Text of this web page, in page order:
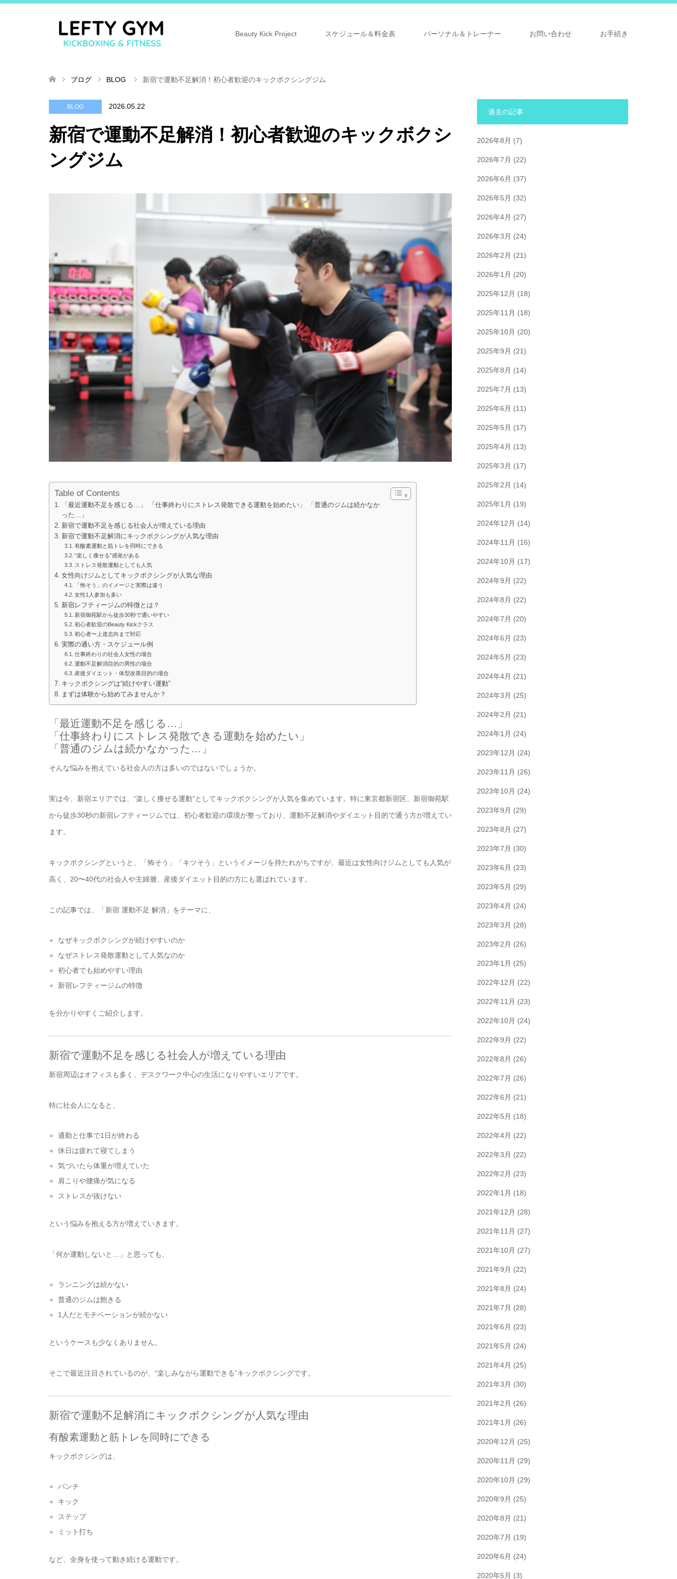
Beauty Kick Project スケジュール＆料金表 パーソナル＆トレーナー お問い合わせ お手続き
ブログ BLOG 新宿で運動不足解消！初心者歓迎のキックボクシングジム
BLOG 2026.05.22
新宿で運動不足解消！初心者歓迎のキックボクシ
ングジム
Table of Contents
「最近運動不足を感じる…」 「仕事終わりにストレス発散できる運動を始めたい」 「普通のジムは続かなか
った…」
新宿で運動不足を感じる社会人が増えている理由
新宿で運動不足解消にキックボクシングが人気な理由
有酸素運動と筋トレを同時にできる
“楽しく痩せる”感覚がある
ストレス発散運動としても人気
女性向けジムとしてキックボクシングが人気な理由
「怖そう」のイメージと実際は違う
女性1人参加も多い
新宿レフティージムの特徴とは？
新宿御苑駅から徒歩30秒で通いやすい
初心者歓迎のBeauty Kickクラス
初心者〜上達志向まで対応
実際の通い方・スケジュール例
仕事終わりの社会人女性の場合
運動不足解消目的の男性の場合
産後ダイエット・体型改善目的の場合
キックボクシングは“続けやすい運動”
まずは体験から始めてみませんか？
「最近運動不足を感じる…」
「仕事終わりにストレス発散できる運動を始めたい」
「普通のジムは続かなかった…」
そんな悩みを抱えている社会人の方は多いのではないでしょうか。
実は今、新宿エリアでは、“楽しく痩せる運動”としてキックボクシングが人気を集めています。特に東京都新宿区、新宿御苑駅
から徒歩30秒の新宿レフティージムでは、初心者歓迎の環境が整っており、運動不足解消やダイエット目的で通う方が増えてい
ます。
キックボクシングというと、「怖そう」「キツそう」というイメージを持たれがちですが、最近は女性向けジムとしても人気が
高く、20〜40代の社会人や主婦層、産後ダイエット目的の方にも選ばれています。
この記事では、「新宿 運動不足 解消」をテーマに、
なぜキックボクシングが続けやすいのか
なぜストレス発散運動として人気なのか
初心者でも始めやすい理由
新宿レフティージムの特徴
を分かりやすくご紹介します。
新宿で運動不足を感じる社会人が増えている理由
新宿周辺はオフィスも多く、デスクワーク中心の生活になりやすいエリアです。
特に社会人になると、
通勤と仕事で1日が終わる
休日は疲れて寝てしまう
気づいたら体重が増えていた
肩こりや腰痛が気になる
ストレスが抜けない
という悩みを抱える方が増えていきます。
「何か運動しないと…」と思っても、
ランニングは続かない
普通のジムは飽きる
1人だとモチベーションが続かない
というケースも少なくありません。
そこで最近注目されているのが、“楽しみながら運動できる”キックボクシングです。
新宿で運動不足解消にキックボクシングが人気な理由
有酸素運動と筋トレを同時にできる
キックボクシングは、
パンチ
キック
ステップ
ミット打ち
など、全身を使って動き続ける運動です。
過去の記事
2026年8月 (7)
2026年7月 (22)
2026年6月 (37)
2026年5月 (32)
2026年4月 (27)
2026年3月 (24)
2026年2月 (21)
2026年1月 (20)
2025年12月 (18)
2025年11月 (18)
2025年10月 (20)
2025年9月 (21)
2025年8月 (14)
2025年7月 (13)
2025年6月 (11)
2025年5月 (17)
2025年4月 (13)
2025年3月 (17)
2025年2月 (14)
2025年1月 (19)
2024年12月 (14)
2024年11月 (16)
2024年10月 (17)
2024年9月 (22)
2024年8月 (22)
2024年7月 (20)
2024年6月 (23)
2024年5月 (23)
2024年4月 (21)
2024年3月 (25)
2024年2月 (21)
2024年1月 (24)
2023年12月 (24)
2023年11月 (26)
2023年10月 (24)
2023年9月 (29)
2023年8月 (27)
2023年7月 (30)
2023年6月 (23)
2023年5月 (29)
2023年4月 (24)
2023年3月 (28)
2023年2月 (26)
2023年1月 (25)
2022年12月 (22)
2022年11月 (23)
2022年10月 (24)
2022年9月 (22)
2022年8月 (26)
2022年7月 (26)
2022年6月 (21)
2022年5月 (18)
2022年4月 (22)
2022年3月 (22)
2022年2月 (23)
2022年1月 (18)
2021年12月 (28)
2021年11月 (27)
2021年10月 (27)
2021年9月 (22)
2021年8月 (24)
2021年7月 (28)
2021年6月 (23)
2021年5月 (24)
2021年4月 (25)
2021年3月 (30)
2021年2月 (26)
2021年1月 (26)
2020年12月 (25)
2020年11月 (29)
2020年10月 (29)
2020年9月 (25)
2020年8月 (21)
2020年7月 (19)
2020年6月 (24)
2020年5月 (3)